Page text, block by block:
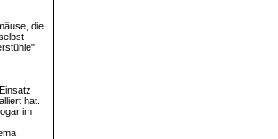
die
hat.
im